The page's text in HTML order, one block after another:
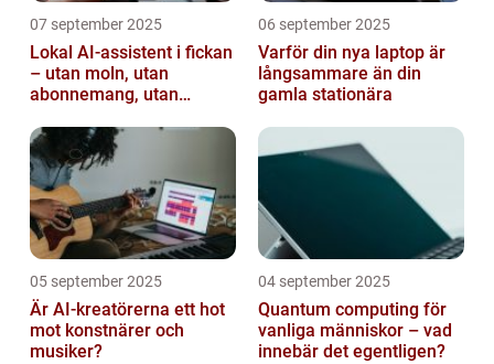
07 september 2025
Lokal AI-assistent i fickan
– utan moln, utan
abonnemang, utan
06 september 2025
Varför din nya laptop är
långsammare än din
gamla stationära
05 september 2025
Är AI-kreatörerna ett hot
mot konstnärer och
musiker?
04 september 2025
Quantum computing för
vanliga människor – vad
innebär det egentligen?